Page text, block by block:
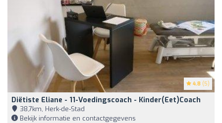
4.8 (5)
Diëtiste Eliane - 11-Voedingscoach - Kinder(eet)coach
38,7km, Herk-de-Stad
Bekijk informatie en contactgegevens